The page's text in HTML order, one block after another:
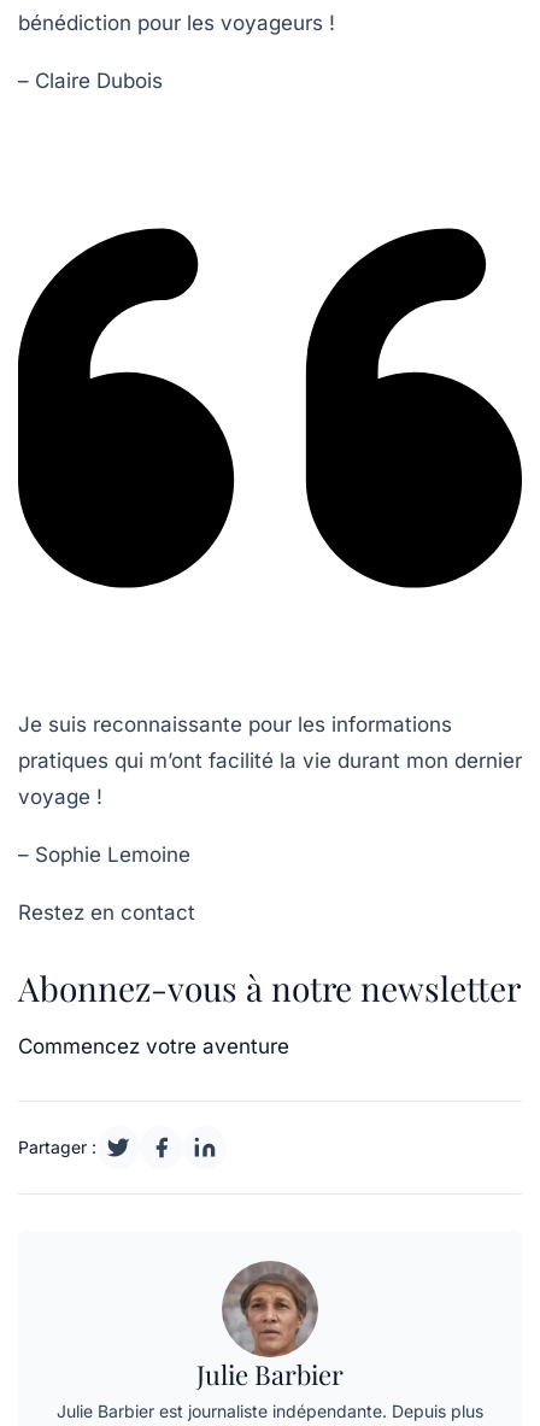
bénédiction pour les voyageurs !
– Claire Dubois
Je suis reconnaissante pour les informations
pratiques qui m’ont facilité la vie durant mon dernier
voyage !
– Sophie Lemoine
Restez en contact
Abonnez-vous à notre newsletter
Commencez votre aventure
Partager :
Julie Barbier
Julie Barbier est journaliste indépendante. Depuis plus